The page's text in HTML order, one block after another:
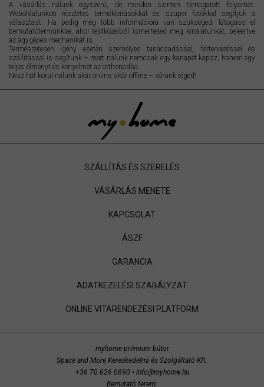
A vásárlás nálunk egyszerű, de minden szinten támogatott folyamat.
Weboldalunkon részletes termékleírásokkal és szuper fotókkal segítjük a
választást. Ha pedig még több információra van szükséged, látogass el
bemutatótermünkbe, ahol testközelből ismerheted meg kínálatunkat, beleértve
az ágygépes mechanikát is.
Természetesen igény esetén személyes tanácsadással, tértervezéssel és
szállítással is segítünk – mert nálunk nemcsak egy kanapét kapsz, hanem egy
teljes élményt és kényelmet az otthonodba.
Nézz hát körül nálunk akár online, akár offline – várunk téged!
SZÁLLÍTÁS ÉS SZERELÉS
VÁSÁRLÁS MENETE
KAPCSOLAT
ÁSZF
GARANCIA
ADATKEZELÉSI SZABÁLYZAT
ONLINE VITARENDEZÉSI PLATFORM
myhome prémium bútor
Space and More Kereskedelmi és Szolgáltató Kft.
+36 70 626 0690 • info@myhome.hu
Bemutató terem: